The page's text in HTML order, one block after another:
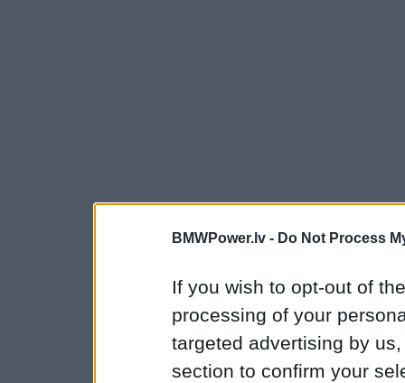
BMWPower.lv - Do Not Process
If you wish to opt-out of
processing of your
targeted advertising by
section to confirm your